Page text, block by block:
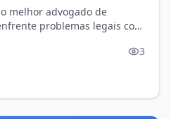
melhor advogado de
problemas legais com
3